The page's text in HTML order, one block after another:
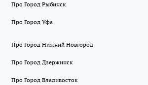
Про Город Рыбинск
Про Город Уфа
Про Город Нижний Новгород
Про Город Дзержинск
Про Город Владивосток